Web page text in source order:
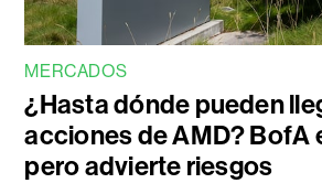
MERCADOS
¿Hasta dónde pueden
acciones de AMD? BofA
pero advierte riesgos